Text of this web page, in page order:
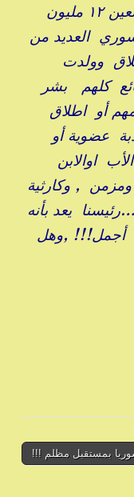
يقولون ان عدد القتلى بلغ ربع مليون وعدد المعذبين في السجون أيضا ربع مليون وعدد الجائعين ١٢ مليون
السوري العديد من
وولدت
كلهم بشر
أو اطلاق
عضوية أو
اوالابن
, وكارثية
يعد بأنه
أجمل!!! ,وهل
بمستقبل مظلم !!!